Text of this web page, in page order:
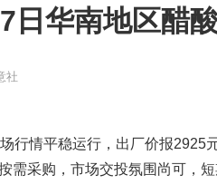
日华南地区醋
社
行情平稳运行，出厂价报2925
需采购，市场交投氛围尚可，